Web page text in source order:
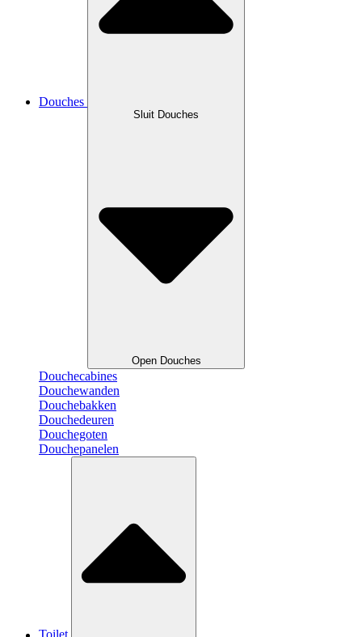
Douches
Sluit Douches
Open Douches
Douchecabines
Douchewanden
Douchebakken
Douchedeuren
Douchegoten
Douchepanelen